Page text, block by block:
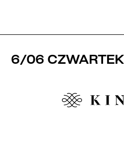
6/06 CZWARTEK